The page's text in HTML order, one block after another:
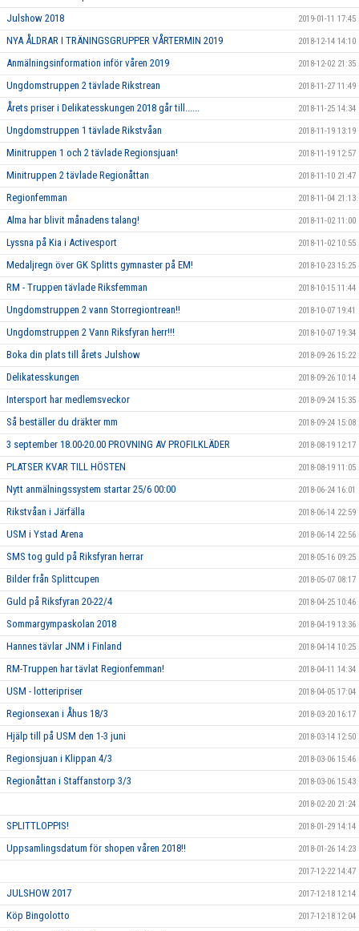
Julshow 2018 2019-01-11 17:45
NYA ÅLDRAR I TRÄNINGSGRUPPER VÅRTERMIN 2019 2018-12-14 14:10
Anmälningsinformation inför våren 2019 2018-12-02 21:35
Ungdomstruppen 2 tävlade Rikstrean 2018-11-27 11:49
Årets priser i Delikatesskungen 2018 går till...... 2018-11-25 14:34
Ungdomstruppen 1 tävlade Rikstvåan 2018-11-19 13:19
Minitruppen 1 och 2 tävlade Regionsjuan! 2018-11-19 12:57
Minitruppen 2 tävlade Regionåttan 2018-11-10 21:47
Regionfemman 2018-11-04 21:13
Alma har blivit månadens talang! 2018-11-02 11:00
Lyssna på Kia i Activesport 2018-11-02 10:55
Medaljregn över GK Splitts gymnaster på EM! 2018-10-23 15:25
RM - Truppen tävlade Riksfemman 2018-10-15 11:44
Ungdomstruppen 2 vann Storregiontrean!! 2018-10-07 19:41
Ungdomstruppen 2 Vann Riksfyran herr!!! 2018-10-07 19:34
Boka din plats till årets Julshow 2018-09-26 15:22
Delikatesskungen 2018-09-26 10:14
Intersport har medlemsveckor 2018-09-24 15:35
Så beställer du dräkter mm 2018-09-24 15:08
3 september 18.00-20.00 PROVNING AV PROFILKLÄDER 2018-08-19 12:17
PLATSER KVAR TILL HÖSTEN 2018-08-19 11:05
Nytt anmälningssystem startar 25/6 00:00 2018-06-24 16:01
Rikstvåan i Järfälla 2018-06-14 22:59
USM i Ystad Arena 2018-06-14 22:56
SMS tog guld på Riksfyran herrar 2018-05-16 09:25
Bilder från Splittcupen 2018-05-07 08:17
Guld på Riksfyran 20-22/4 2018-04-25 10:46
Sommargympaskolan 2018 2018-04-19 13:36
Hannes tävlar JNM i Finland 2018-04-14 10:25
RM-Truppen har tävlat Regionfemman! 2018-04-11 14:34
USM - lotteripriser 2018-04-05 17:04
Regionsexan i Åhus 18/3 2018-03-20 16:17
Hjälp till på USM den 1-3 juni 2018-03-14 12:50
Regionsjuan i Klippan 4/3 2018-03-06 15:46
Regionåttan i Staffanstorp 3/3 2018-03-06 15:43
2018-02-20 21:24
SPLITTLOPPIS! 2018-01-29 14:14
Uppsamlingsdatum för shopen våren 2018!! 2018-01-26 14:23
2017-12-22 14:47
JULSHOW 2017 2017-12-18 12:14
Köp Bingolotto 2017-12-18 12:04